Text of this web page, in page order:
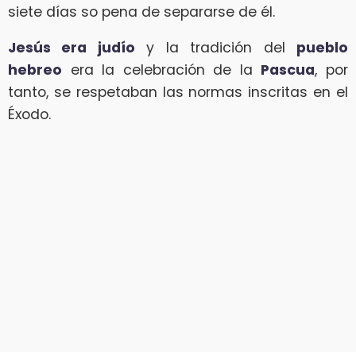
siete días so pena de separarse de él.
Jesús era judío y la tradición del pueblo
hebreo era la celebración de la Pascua, por
tanto, se respetaban las normas inscritas en el
Éxodo.